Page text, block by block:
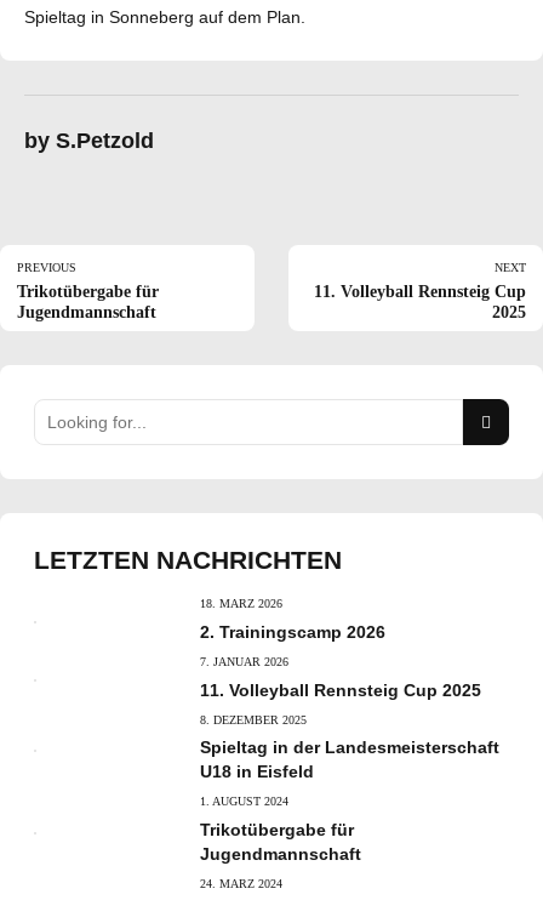
Spieltag in Sonneberg auf dem Plan.
by S.Petzold
PREVIOUS
Trikotübergabe für
Jugendmannschaft
NEXT
11. Volleyball Rennsteig Cup
2025
LETZTEN NACHRICHTEN
18. MÄRZ 2026
2. Trainingscamp 2026
7. JANUAR 2026
11. Volleyball Rennsteig Cup 2025
8. DEZEMBER 2025
Spieltag in der Landesmeisterschaft
U18 in Eisfeld
1. AUGUST 2024
Trikotübergabe für
Jugendmannschaft
24. MÄRZ 2024